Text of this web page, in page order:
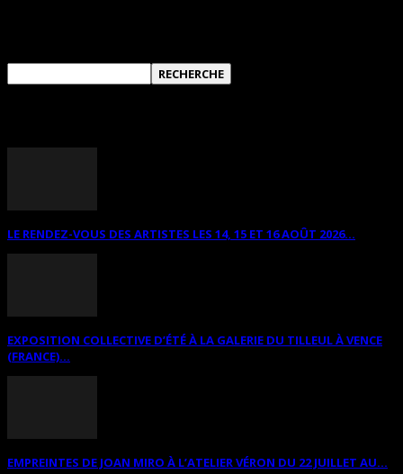
LE RENDEZ-VOUS DES ARTISTES LES 14, 15 ET 16 AOÛT 2026...
EXPOSITION COLLECTIVE D’ÉTÉ À LA GALERIE DU TILLEUL À VENCE
(FRANCE)...
EMPREINTES DE JOAN MIRO À L’ATELIER VÉRON DU 22 JUILLET AU...